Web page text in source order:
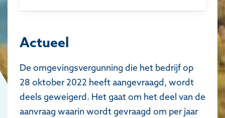
Actueel
De omgevingsvergunning die het bedrijf op
28 oktober 2022 heeft aangevraagd, wordt
deels geweigerd. Het gaat om het deel van de
aanvraag waarin wordt gevraagd om per jaar